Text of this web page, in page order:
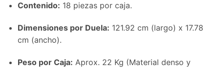
Contenido: 18 piezas por caja.
Dimensiones por Duela: 121.92 cm (largo) x 17.78
cm (ancho).
Peso por Caja: Aprox. 22 Kg (Material denso y